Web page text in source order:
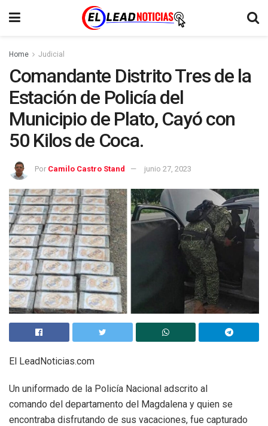
Home Judicial
Comandante Distrito Tres de la
Estación de Policía del
Municipio de Plato, Cayó con
50 Kilos de Coca.
Por Camilo Castro Stand junio 27, 2023
El LeadNoticias.com
Un uniformado de la Policía Nacional adscrito al
comando del departamento del Magdalena y quien se
encontraba disfrutando de sus vacaciones, fue capturado